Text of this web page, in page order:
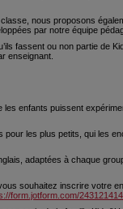
nous proposons
par notre équipe
fassent ou non partie de
enseignant.
enfants puissent
les plus petits, qui les
adaptées à chaque
souhaitez inscrire votre
form.jotform.com/